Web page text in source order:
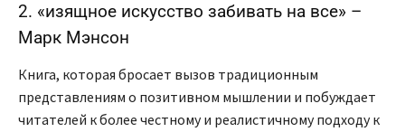
2. «изящное искусство забивать на все» –
Марк Мэнсон
Книга, которая бросает вызов традиционным
представлениям о позитивном мышлении и побуждает
читателей к более честному и реалистичному подходу к